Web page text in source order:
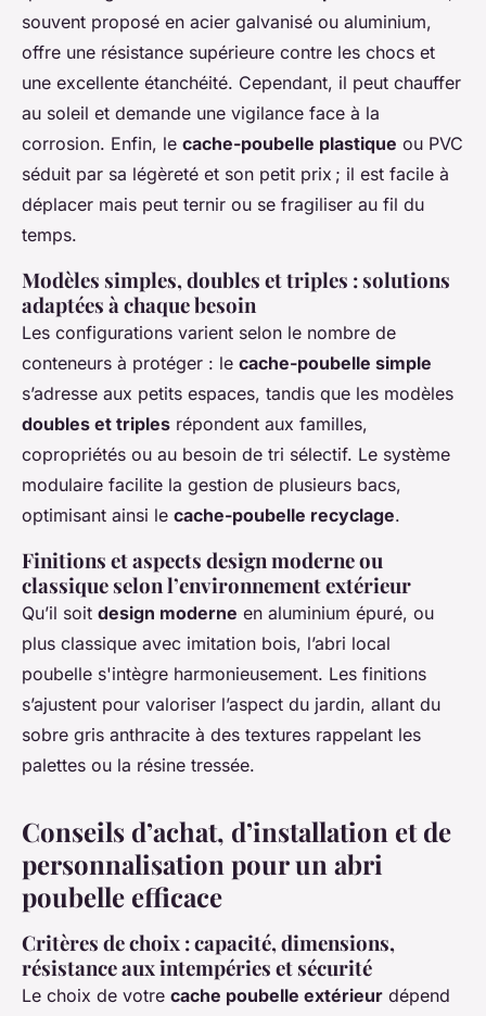
souvent proposé en acier galvanisé ou aluminium,
offre une résistance supérieure contre les chocs et
une excellente étanchéité. Cependant, il peut chauffer
au soleil et demande une vigilance face à la
corrosion. Enfin, le cache-poubelle plastique ou PVC
séduit par sa légèreté et son petit prix ; il est facile à
déplacer mais peut ternir ou se fragiliser au fil du
temps.
Modèles simples, doubles et triples : solutions
adaptées à chaque besoin
Les configurations varient selon le nombre de
conteneurs à protéger : le cache-poubelle simple
s’adresse aux petits espaces, tandis que les modèles
doubles et triples répondent aux familles,
copropriétés ou au besoin de tri sélectif. Le système
modulaire facilite la gestion de plusieurs bacs,
optimisant ainsi le cache-poubelle recyclage.
Finitions et aspects design moderne ou
classique selon l’environnement extérieur
Qu’il soit design moderne en aluminium épuré, ou
plus classique avec imitation bois, l’abri local
poubelle s'intègre harmonieusement. Les finitions
s’ajustent pour valoriser l’aspect du jardin, allant du
sobre gris anthracite à des textures rappelant les
palettes ou la résine tressée.
Conseils d’achat, d’installation et de
personnalisation pour un abri
poubelle efficace
Critères de choix : capacité, dimensions,
résistance aux intempéries et sécurité
Le choix de votre cache poubelle extérieur dépend